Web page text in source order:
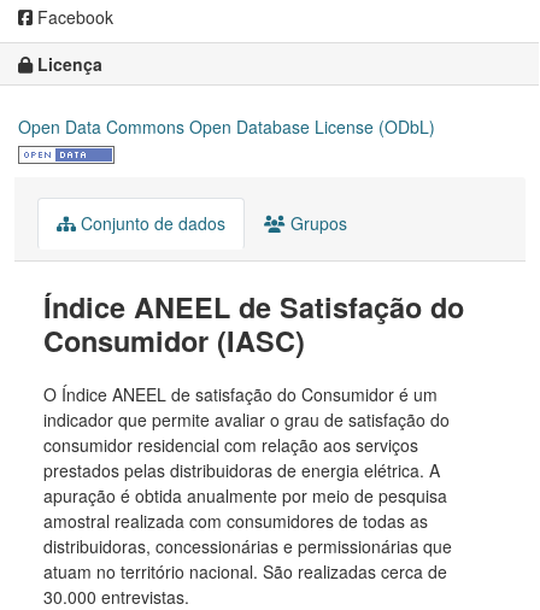
Facebook
Licença
Open Data Commons Open Database License (ODbL)
Conjunto de dados Grupos
Índice ANEEL de Satisfação do
Consumidor (IASC)
O Índice ANEEL de satisfação do Consumidor é um
indicador que permite avaliar o grau de satisfação do
consumidor residencial com relação aos serviços
prestados pelas distribuidoras de energia elétrica. A
apuração é obtida anualmente por meio de pesquisa
amostral realizada com consumidores de todas as
distribuidoras, concessionárias e permissionárias que
atuam no território nacional. São realizadas cerca de
30.000 entrevistas.